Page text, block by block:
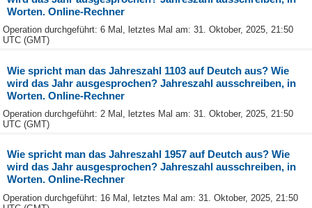
Worten. Online-Rechner
Operation durchgeführt: 6 Mal, letztes Mal am: 31. Oktober, 2025, 21:50
UTC (GMT)
Wie spricht man das Jahreszahl 1103 auf Deutch aus? Wie
wird das Jahr ausgesprochen? Jahreszahl ausschreiben, in
Worten. Online-Rechner
Operation durchgeführt: 2 Mal, letztes Mal am: 31. Oktober, 2025, 21:50
UTC (GMT)
Wie spricht man das Jahreszahl 1957 auf Deutch aus? Wie
wird das Jahr ausgesprochen? Jahreszahl ausschreiben, in
Worten. Online-Rechner
Operation durchgeführt: 16 Mal, letztes Mal am: 31. Oktober, 2025, 21:50